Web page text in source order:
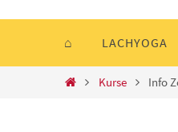
⌂ LACHYOGA
Kurse Info